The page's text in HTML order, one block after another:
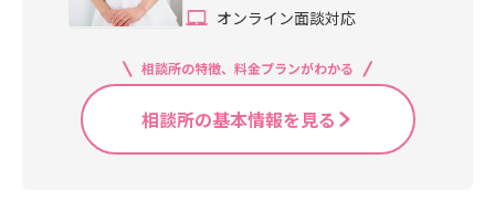
オンライン面談対応
相談所の特徴、料金プランがわかる
相談所の基本情報を見る